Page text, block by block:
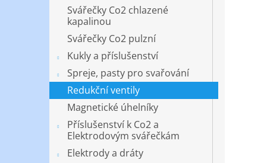
Svářečky Co2 chlazené
kapalinou
Svářečky Co2 pulzní
Kukly a příslušenství
Spreje, pasty pro svařování
Redukční ventily
Magnetické úhelníky
Příslušenství k Co2 a
Elektrodovým svářečkám
Elektrody a dráty